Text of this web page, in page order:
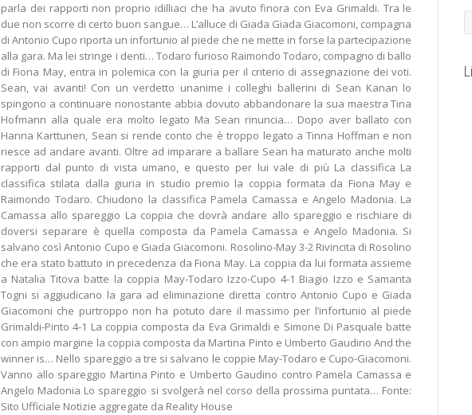
parla dei rapporti non proprio idilliaci che ha avuto finora con Eva Grimaldi. Tra le
due non scorre di certo buon sangue… L’alluce di Giada Giada Giacomoni, compagna
di Antonio Cupo riporta un infortunio al piede che ne mette in forse la partecipazione
alla gara. Ma lei stringe i denti… Todaro furioso Raimondo Todaro, compagno di ballo
di Fiona May, entra in polemica con la giuria per il criterio di assegnazione dei voti.
Sean, vai avanti! Con un verdetto unanime i colleghi ballerini di Sean Kanan lo
spingono a continuare nonostante abbia dovuto abbandonare la sua maestra Tina
Hofmann alla quale era molto legato Ma Sean rinuncia… Dopo aver ballato con
Hanna Karttunen, Sean si rende conto che è troppo legato a Tinna Hoffman e non
riesce ad andare avanti. Oltre ad imparare a ballare Sean ha maturato anche molti
rapporti dal punto di vista umano, e questo per lui vale di più La classifica La
classifica stilata dalla giuria in studio premio la coppia formata da Fiona May e
Raimondo Todaro. Chiudono la classifica Pamela Camassa e Angelo Madonia. La
Camassa allo spareggio La coppia che dovrà andare allo spareggio e rischiare di
doversi separare è quella composta da Pamela Camassa e Angelo Madonia. Si
salvano così Antonio Cupo e Giada Giacomoni. Rosolino-May 3-2 Rivincita di Rosolino
che era stato battuto in precedenza da Fiona May. La coppia da lui formata assieme
a Natalia Titova batte la coppia May-Todaro Izzo-Cupo 4-1 Biagio Izzo e Samanta
Togni si aggiudicano la gara ad eliminazione diretta contro Antonio Cupo e Giada
Giacomoni che purtroppo non ha potuto dare il massimo per l’infortunio al piede
Grimaldi-Pinto 4-1 La coppia composta da Eva Grimaldi e Simone Di Pasquale batte
con ampio margine la coppia composta da Martina Pinto e Umberto Gaudino And the
winner is… Nello spareggio a tre si salvano le coppie May-Todaro e Cupo-Giacomoni.
Vanno allo spareggio Martina Pinto e Umberto Gaudino contro Pamela Camassa e
Angelo Madonia Lo spareggio si svolgerà nel corso della prossima puntata… Fonte:
Sito Ufficiale Notizie aggregate da Reality House